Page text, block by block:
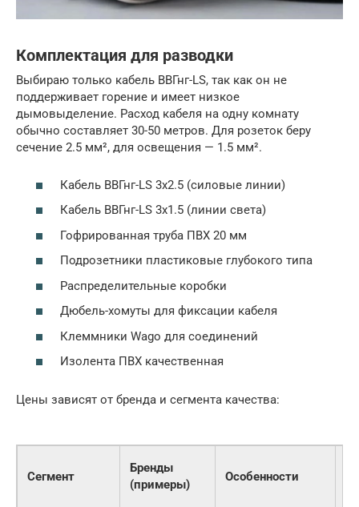
Комплектация для разводки
Выбираю только кабель ВВГнг-LS, так как он не
поддерживает горение и имеет низкое
дымовыделение. Расход кабеля на одну комнату
обычно составляет 30-50 метров. Для розеток беру
сечение 2.5 мм², для освещения — 1.5 мм².
Кабель ВВГнг-LS 3х2.5 (силовые линии)
Кабель ВВГнг-LS 3х1.5 (линии света)
Гофрированная труба ПВХ 20 мм
Подрозетники пластиковые глубокого типа
Распределительные коробки
Дюбель-хомуты для фиксации кабеля
Клеммники Wago для соединений
Изолента ПВХ качественная
Цены зависят от бренда и сегмента качества:
Сегмент
Бренды
(примеры)
Особенности